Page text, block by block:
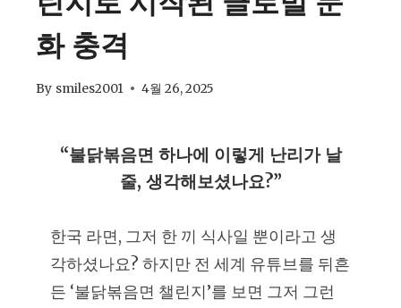
화 충격
By smiles2001 4월 26, 2025
“불닭볶음면 하나에 이렇게 난리가 날
줄, 생각해보셨나요?”
한국 라면, 그저 한 끼 식사일 뿐이라고 생
각하셨나요? 하지만 전 세계 유튜브를 뒤흔
든 ‘불닭볶음면 챌린지’를 보면 그저 그런